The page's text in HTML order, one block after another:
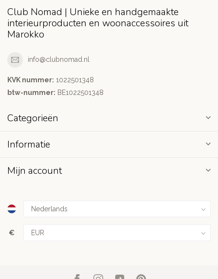
Club Nomad | Unieke en handgemaakte
interieurproducten en woonaccessoires uit
Marokko
info@clubnomad.nl
KVK nummer: 1022501348
btw-nummer: BE1022501348
Categorieën
Informatie
Mijn account
€